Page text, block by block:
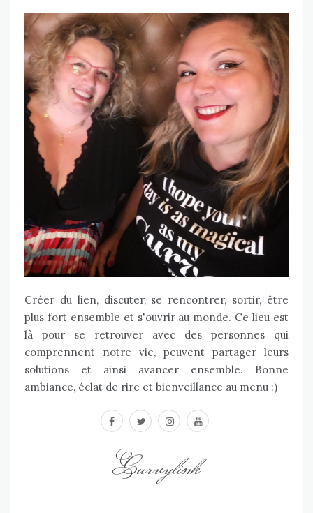
Créer du lien, discuter, se rencontrer, sortir, être
plus fort ensemble et s'ouvrir au monde. Ce lieu est
là pour se retrouver avec des personnes qui
comprennent notre vie, peuvent partager leurs
solutions et ainsi avancer ensemble. Bonne
ambiance, éclat de rire et bienveillance au menu :)
facebooktwitterinstagram
youtube
Curvylink